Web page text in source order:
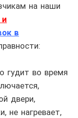
на наши
и
в
гудит во время
двери,
не нагревает,